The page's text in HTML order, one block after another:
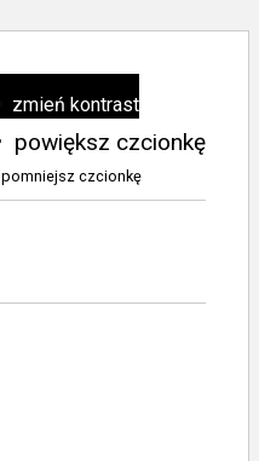
zmień kontrast
powiększ czcionkę
pomniejsz czcionkę